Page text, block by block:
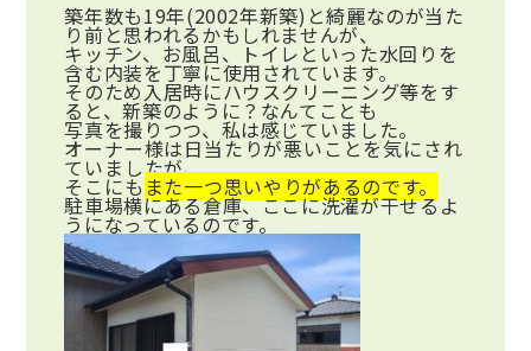
築年数も19年(2002年新築) と綺麗なのが当た
り前と思われるかもしれませんが、
キッチン、お風呂、トイレといった水回りを
含む内装を丁寧に使用されています。
そのため入居時にハウスクリーニング等をす
ると、新築のように？なんてことも
写真を撮りつつ、私は感じていました。
オーナー様は日当たりが悪いことを気にされ
ていましたが、
そこにも また一つ思いやりがあるのです。
駐車場横にある倉庫、ここに洗濯が干せるよ
うになっているのです。